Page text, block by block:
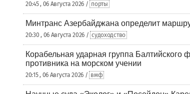
20:45 , 06 Августа 2026 / порты
Минтранс Азербайджана определит
20:30 , 06 Августа 2026 / судоходство
Корабельная ударная группа Балтийского
противника на морском учении
20:15 , 06 Августа 2026 / вмф